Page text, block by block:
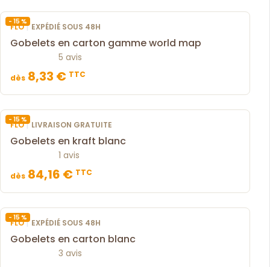
- 15 %
FLO| EXPÉDIÉ SOUS 48H
Gobelets en carton gamme world map
5 avis
dès 8,33 € TTC
- 15 %
FLO| LIVRAISON GRATUITE
Gobelets en kraft blanc
1 avis
dès 84,16 € TTC
- 15 %
FLO| EXPÉDIÉ SOUS 48H
Gobelets en carton blanc
3 avis